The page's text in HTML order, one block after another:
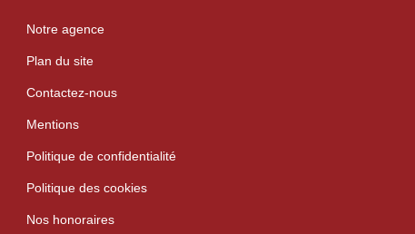
Notre agence
Plan du site
Contactez-nous
Mentions
Politique de confidentialité
Politique des cookies
Nos honoraires